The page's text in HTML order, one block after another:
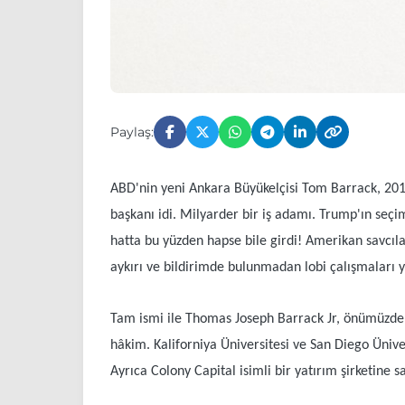
Paylaş:
ABD'nin yeni Ankara Büyükelçisi Tom Barrack,
başkanı idi. Milyarder bir iş adamı. Trump'ın
hatta bu yüzden hapse bile girdi! Amerikan
aykırı ve bildirimde bulunmadan lobi
Tam ismi ile Thomas Joseph Barrack Jr,
hâkim. Kaliforniya Üniversitesi ve San Diego
Ayrıca Colony Capital isimli bir yatırım şirketine